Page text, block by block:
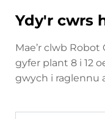
Ydy'r cwrs
Mae’r clwb
gyfer plant 8 i 12
gwych i raglennu